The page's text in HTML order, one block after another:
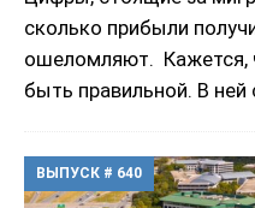
сколько прибыли
ошеломляют. Кажется,
быть правильной. В
ВЫПУСК # 640